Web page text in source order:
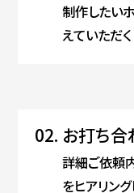
制作したい
えていただ
02. お打ち合
詳細ご依頼
をヒアリン